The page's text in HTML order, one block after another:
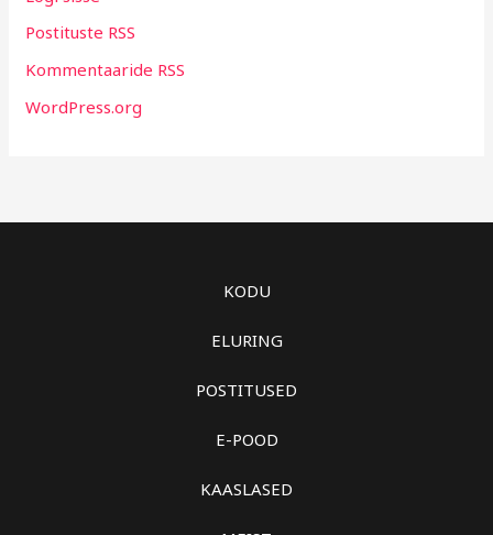
Postituste RSS
Kommentaaride RSS
WordPress.org
KODU
ELURING
POSTITUSED
E-POOD
KAASLASED